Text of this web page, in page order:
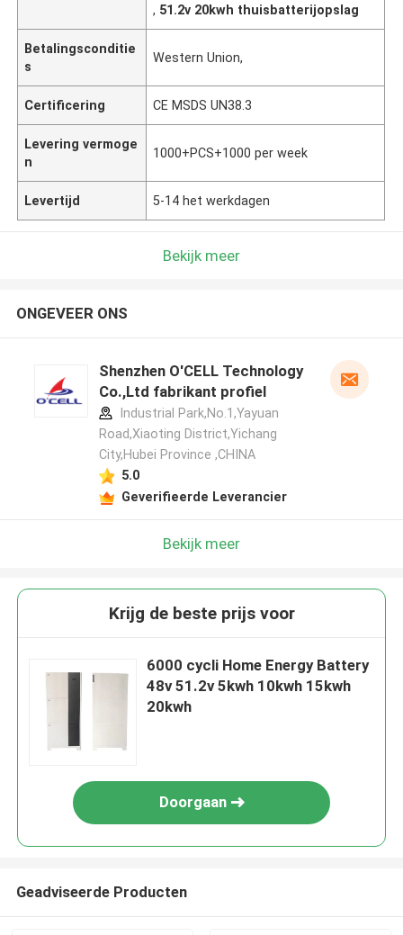
, 51.2v 20kwh thuisbatterijopslag
Betalingsconditie
s
Western Union,
Certificering CE MSDS UN38.3
Levering vermoge
n
1000+PCS+1000 per week
Levertijd 5-14 het werkdagen
Bekijk meer
ONGEVEER ONS
Shenzhen O'CELL Technology
Co.,Ltd fabrikant profiel
Industrial Park,No.1,Yayuan
Road,Xiaoting District,Yichang
City,Hubei Province ,CHINA
5.0
Geverifieerde Leverancier
Bekijk meer
Krijg de beste prijs voor
6000 cycli Home Energy Battery
48v 51.2v 5kwh 10kwh 15kwh
20kwh
Doorgaan
Geadviseerde Producten